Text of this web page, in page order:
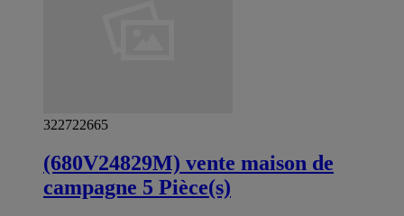
322722665
(680V24829M) vente maison de
campagne 5 Pièce(s)